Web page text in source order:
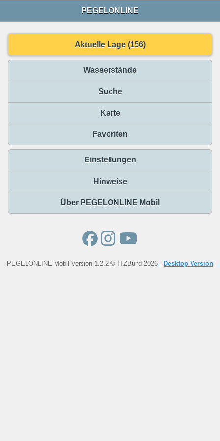
PEGELONLINE
Aktuelle Lage (156)
Wasserstände
Suche
Karte
Favoriten
Einstellungen
Hinweise
Über PEGELONLINE Mobil
PEGELONLINE Mobil Version 1.2.2 © ITZBund 2026 - Desktop Version